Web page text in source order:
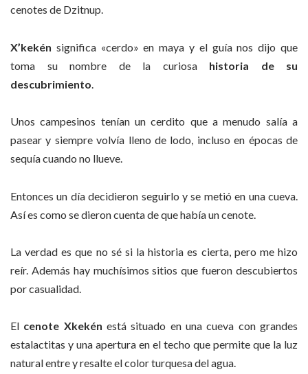
cenotes de Dzitnup.
X’kekén significa «cerdo» en maya y el guía nos dijo que
toma su nombre de la curiosahistoria de su
descubrimiento
Unos campesinos tenían un cerdito que a menudo salía a
pasear y siempre volvía lleno de lodo, incluso en épocas de
sequía cuando no llueve.
Entonces un día decidieron seguirlo y se metió en una cueva.
Así es como se dieron cuenta de que había un cenote.
La verdad es que no sé si la historia es cierta, pero me hizo
reír. Además hay muchísimos sitios que fueron descubiertos
por casualidad.
El cenote Xkekén está situado en una cueva con grandes
estalactitas y una apertura en el techo que permite que la luz
natural entre y resalte el color turquesa del agua.